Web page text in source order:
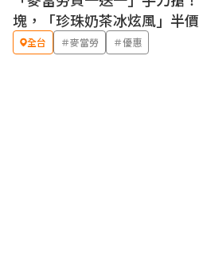
優惠
塊，「珍珠奶茶冰炫風」半
全台 ＃麥當勞 ＃優惠